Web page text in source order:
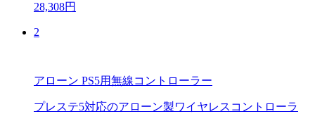
28,308円
2
アローン PS5用無線コントローラー
プレステ5対応のアローン製ワイヤレスコントローラ